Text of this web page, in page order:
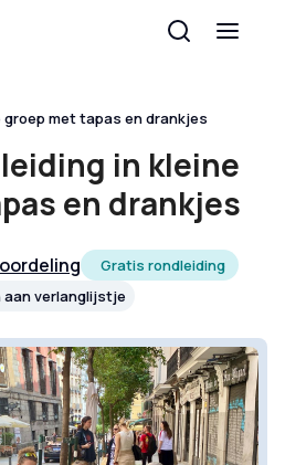
met tapas en drankjes
in kleine
en drankjes
Gratis rondleiding
aan verlanglijstje